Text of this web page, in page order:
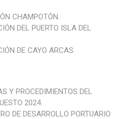
CHAMPOTÓN.
DEL PUERTO ISLA DEL
DE CAYO ARCAS.
Y PROCEDIMIENTOS DEL
2024.
DE DESARROLLO PORTUARIO